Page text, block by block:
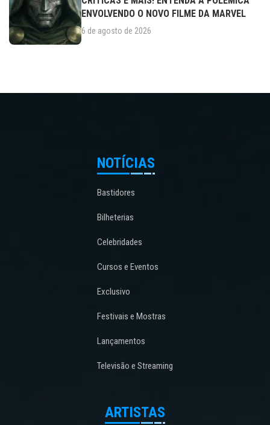
ENVOLVENDO O NOVO FILME DA MARVEL
6 de agosto de 2026
NOTÍCIAS
Bastidores
Bilheterias
Celebridades
Cursos e Eventos
Exclusivo
Festivais e Mostras
Lançamentos
Televisão e Streaming
ARTISTAS